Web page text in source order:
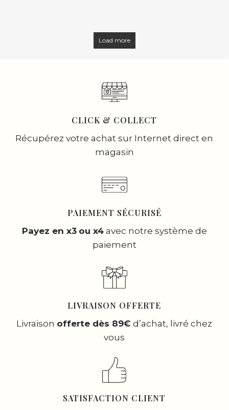
Load more
CLICK & COLLECT
Récupérez votre achat sur Internet direct en
magasin
PAIEMENT SÉCURISÉ
Payez en x3 ou x4avec notre système de
paiement
LIVRAISON OFFERTE
Livraison offerte dès 89€ d’achat, livré chez
vous
SATISFACTION CLIENT